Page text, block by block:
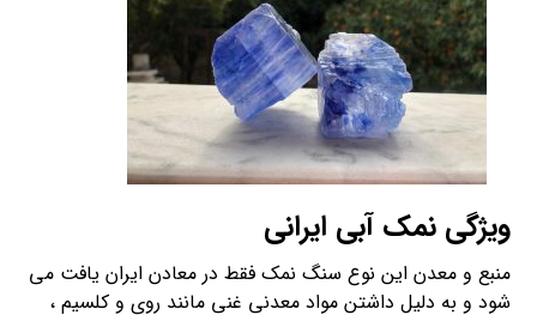
ویژگی نمک آبی ایرانی
منبع و معدن این نوع سنگ نمک فقط در معادن ایران یافت می
شود و به دلیل داشتن مواد معدنی غنی مانند روی و کلسیم ،